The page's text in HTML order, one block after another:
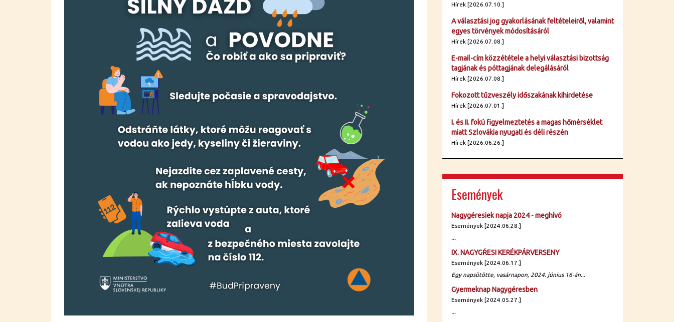
Hírek [2026.07.10.]
A választási jog gyakorlásának feltételeiről, valamint
egyes törvények módosításáról
Hírek [2026.07.08.]
E-mail-cím közzététele a helyi választási bizottság
tagjának és póttagjának delegálásáról
Hírek [2026.07.08.]
Fokozott tűzveszély időszakának kihirdetése
Hírek [2026.07.01.]
I. és II. fokú figyelmeztetés a magas hőmérséklet
miatt Szlovákia nyugati és déli részén
Hírek [2026.06.26.]
Események
Nagygéresiek napja 2024 - meghívó
Események [2024.06.28.]
...
IX. NAGYGŔESI KERÉKPÁRVERSENY
Események [2024.06.17.]
Egy napsütötte, vasárnapon, 2024. június 16-án...
Gyermeknap Nagygéresben
Események [2024.05.27.]
...